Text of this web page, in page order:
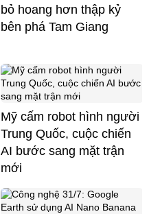
bỏ hoang hơn thập kỷ
bên phá Tam Giang
Mỹ cấm robot hình người
Trung Quốc, cuộc chiến
AI bước sang mặt trận
mới